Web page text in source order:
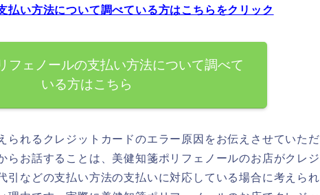
払い方法について調べている方はこちらをクリック
フェノールの支払い方法について調べて
いる方はこちら
られるクレジットカードのエラー原因をお伝えさせていただ
らお話することは、美健知箋ポリフェノールのお店がクレジ
引などの支払い方法の支払いに対応している場合に考えられ